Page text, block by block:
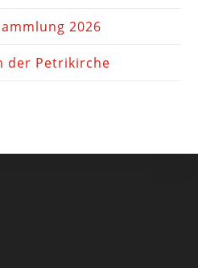
2026
der Petrikirche